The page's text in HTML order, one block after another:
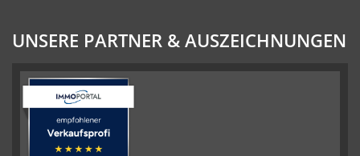
UNSERE PARTNER & AUSZEICHNUNGEN